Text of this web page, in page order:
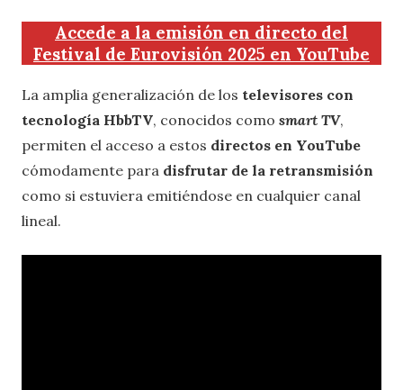
Accede a la emisión en directo del
Festival de Eurovisión 2025 en YouTube
La amplia generalización de los televisores con
tecnología HbbTV, conocidos como smart TV,
permiten el acceso a estos directos en YouTube
cómodamente para disfrutar de la retransmisión
como si estuviera emitiéndose en cualquier canal
lineal.